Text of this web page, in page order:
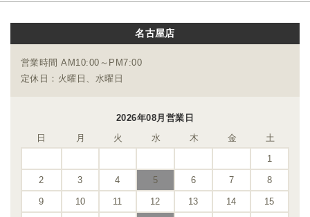
名古屋店
営業時間 AM10:00～PM7:00
定休日：火曜日、水曜日
2026年08月営業日
日
月 火 水 木 金
土
1
2 3 4 5 6 7 8
9 10 11 12 13 14 15